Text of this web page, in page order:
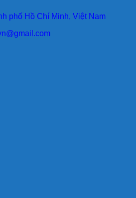
phố Hồ Chí Minh, Việt Nam